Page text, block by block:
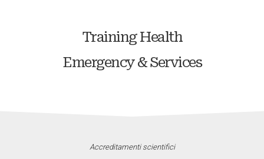
Training Health
Emergency & Services
Accreditamenti scientifici